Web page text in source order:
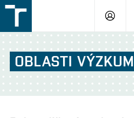
v
Brně
OBLASTI